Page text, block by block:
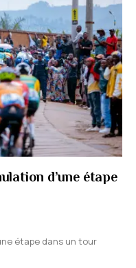
d’une étape
étape dans un tour